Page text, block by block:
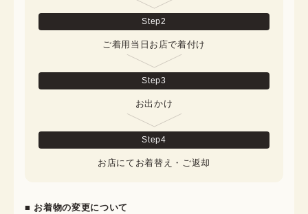
Step2
ご着用当日お店で着付け
Step3
お出かけ
Step4
お店にてお着替え・ご返却
■ お着物の変更について